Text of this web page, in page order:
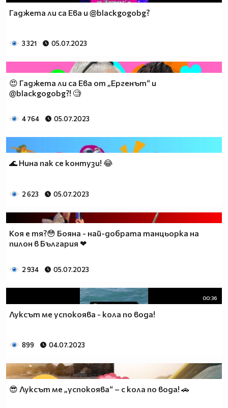
Гаджета ли са Ева и @blackgogobg?
3 321 05.07.2023
😍 Гаджета ли са Ева от „Ергенът“ и
@blackgogobg?! 🧐
4 764 05.07.2023
🌊 Нина пак се контузи! 😂
2 623 05.07.2023
Коя е тя?😳 Бояна - най-добрата танцьорка на
пилон в България ❤
2 934 05.07.2023
00:36
Луксът ме успокоява - кола по вода!
899 04.07.2023
😎 Луксът ме „успокоява“ – с кола по вода! 🚗